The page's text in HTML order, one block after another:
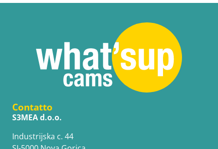
Contatto
S3MEA d.o.o.
Industrijska c. 44